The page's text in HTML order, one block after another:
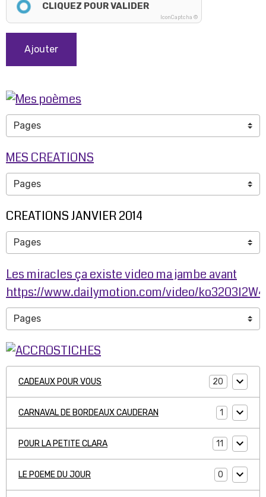
CLIQUEZ POUR VALIDER
IconCaptcha ©
Ajouter
MES CREATIONS
CREATIONS JANVIER 2014
Les miracles ça existe video ma jambe avant
https://www.dailymotion.com/video/
CADEAUX POUR VOUS 20
CARNAVAL DE BORDEAUX CAUDERAN 1
POUR LA PETITE CLARA 11
LE POEME DU JOUR 0